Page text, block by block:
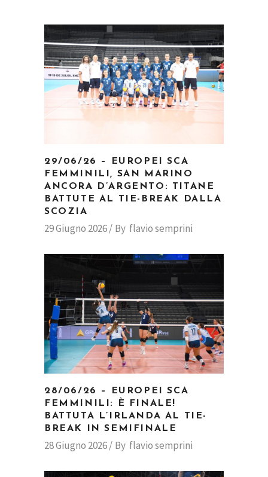
29/06/26 – EUROPEI SCA
FEMMINILI, SAN MARINO
ANCORA D’ARGENTO: TITANE
BATTUTE AL TIE-BREAK DALLA
SCOZIA
29 Giugno 2026 By flavio semprini
28/06/26 – EUROPEI SCA
FEMMINILI: È FINALE!
BATTUTA L’IRLANDA AL TIE-
BREAK IN SEMIFINALE
28 Giugno 2026 By flavio semprini